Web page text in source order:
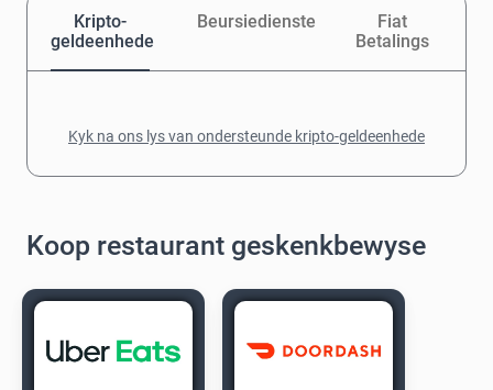
Kripto-
geldeenhede
Beursiedienste
Fiat
Betalings
Kyk na ons lys van ondersteunde kripto-geldeenhede
Koop restaurant geskenkbewyse